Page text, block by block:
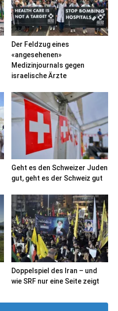
Der Feldzug eines
«angesehenen»
Medizinjournals gegen
israelische Ärzte
Geht es den Schweizer Juden
gut, geht es der Schweiz gut
Doppelspiel des Iran – und
wie SRF nur eine Seite zeigt